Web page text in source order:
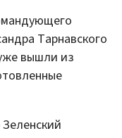
Тарнавского
вышли из